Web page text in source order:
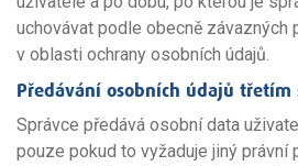
uchovávat podle obecně závazných
v oblasti ochrany osobních údajů.
Předávání osobních údajů třetím
Správce předává osobní data
pouze pokud to vyžaduje jiný právní